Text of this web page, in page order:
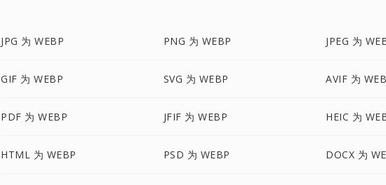
JPG 为 WEBP PNG 为 WEBP JPEG 为
GIF 为 WEBP SVG 为 WEBP AVIF 为
PDF 为 WEBP JFIF 为 WEBP HEIC 为
HTML 为 WEBP PSD 为 WEBP DOCX 为